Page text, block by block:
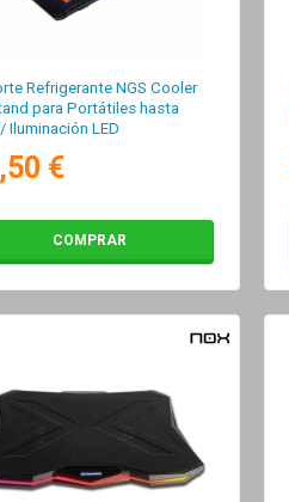
Refrigerante NGS Cooler
para Portátiles hasta
Iluminación LED
€
COMPRAR